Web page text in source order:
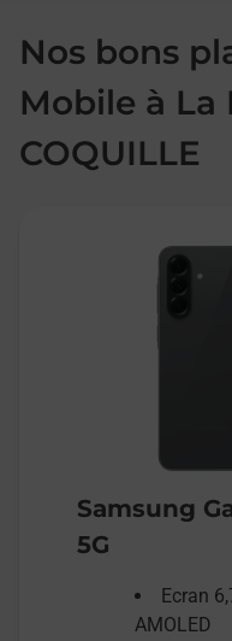
Nos bons
Mobile à La
COQUILLE
Samsung
5G
Ecran
AMOLED